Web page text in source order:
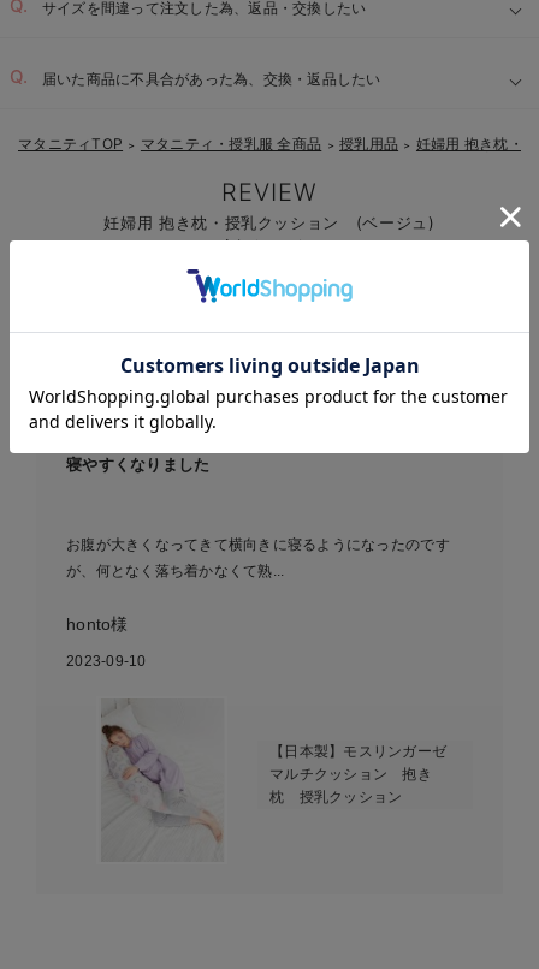
サイズを間違って注文した為、返品・交換したい
届いた商品に不具合があった為、交換・返品したい
お気に入り商品を確認する
マタニティTOP ＞ マタニティ・授乳服 全商品 ＞ 授乳用品 ＞ 妊婦用 抱き枕・
REVIEW
妊婦用 抱き枕・授乳クッション (ベージュ)
の高評価レビュー
寝やすくなりました
お腹が大きくなってきて横向きに寝るようになったのです
が、何となく落ち着かなくて熟...
honto様
2023-09-10
【日本製】モスリンガーゼ
マルチクッション 抱き
枕 授乳クッション